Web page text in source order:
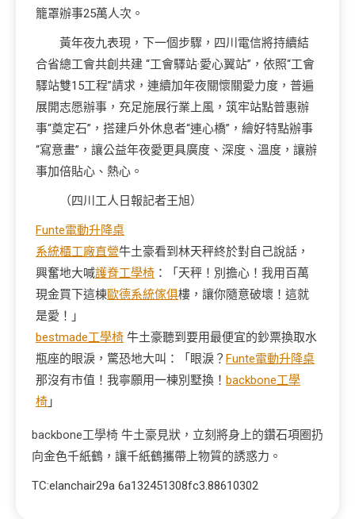
籠罩辦事25萬人次。
黃年夜九表現，下一個步驟，四川電信將持續結
合省總工會共創共建 “工會驛站·愛心翼站”，依照“工會
驛站雙15工程”請求，連續加年夜關懷關愛力度，普遍
展開志愿辦事，充足施展行業上風，筑牢站點普惠辦
事“奠定石”，搭建戶外休息者“連心橋”，繪好特點辦事
“寫意畫”，讓公益年夜愛更具廣度、深度、溫度，讓辦
事加倍貼心、熱心。
（四川工人日報記者王旭）
Funte電動升降桌
系統櫃工廠直營牛土豪看到林天秤終於對自己說話，
興奮地大喊護脊工學椅 ：「天秤！別擔心！我用百萬
現金買下這棟歐德系統傢俱樓，讓你隨意破壞！這就
是愛！」
bestmade工學椅 牛土豪聽到要用最便宜的鈔票換取水
瓶座的眼淚，驚恐地大叫：「眼淚？ Funte電動升降桌
那沒有市值！我寧願用一棟別墅換！ backbone工學
椅 」
backbone工學椅 牛土豪見狀，立刻將身上的鑽石項圈扔
向金色千紙鶴，讓千紙鶴攜帶上物質的誘惑力。
TC:elanchair29a 6a132451308fc3.88610302